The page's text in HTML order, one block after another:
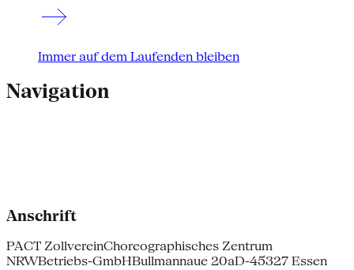
Immer auf dem Laufenden bleiben
Navigation
Anschrift
PACT ZollvereinChoreographisches Zentrum
NRWBetriebs-GmbHBullmannaue 20aD-45327 Essen